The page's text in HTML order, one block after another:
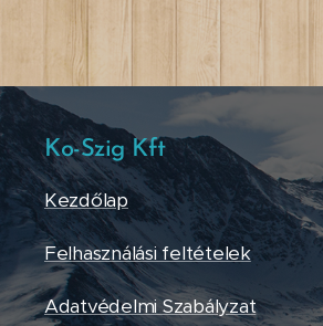
Ko-Szig Kft
Kezdőlap
Felhasználási feltételek
Adatvédelmi Szabályzat